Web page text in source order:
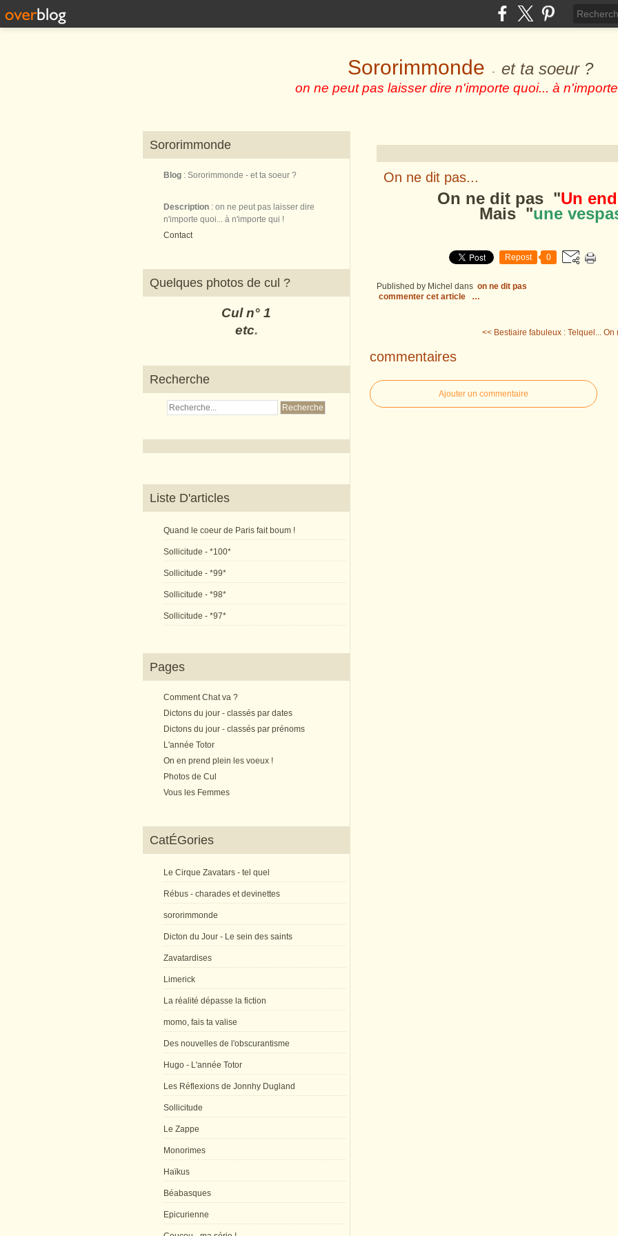
Sororimmonde - et ta soeur ?
on ne peut pas laisser dire n'importe quoi... à
Sororimmonde
Blog : Sororimmonde - et ta soeur ?
Description : on ne peut pas laisser dire
n'importe quoi... à n'importe qui !
Contact
Quelques photos de cul ?
Cul n° 1
etc.
Recherche
Liste D'articles
Quand le coeur de Paris fait boum !
Sollicitude - *100*
Sollicitude - *99*
Sollicitude - *98*
Sollicitude - *97*
Pages
Comment Chat va ?
Dictons du jour - classés par dates
Dictons du jour - classés par prénoms
L'année Totor
On en prend plein les voeux !
Photos de Cul
Vous les Femmes
CatÉGories
Le Cirque Zavatars - tel quel
Rébus - charades et devinettes
sororimmonde
Dicton du Jour - Le sein des saints
Zavatardises
Limerick
La réalité dépasse la fiction
momo, fais ta valise
Des nouvelles de l'obscurantisme
Hugo - L'année Totor
Les Réflexions de Jonnhy Dugland
Sollicitude
Le Zappe
Monorimes
Haïkus
Béabasques
Epicurienne
On ne dit pas...
On ne dit pas "Un
Mais "une
Repost 0
Published by Michel dans on ne dit pas
commenter cet article
…
<< Bestiaire fabuleux : Telquel... On
commentaires
Ajouter un commentaire